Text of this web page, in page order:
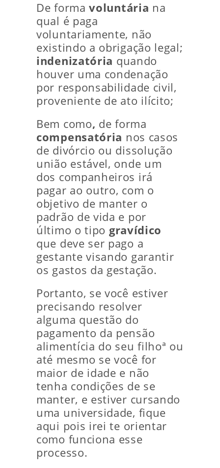
De formavoluntária na
qual é paga
voluntariamente, não
existindo a obrigação legal;
indenizatória quando
houver uma condenação
por responsabilidade civil,
proveniente de ato ilícito;
Bem como, de forma
compensatória nos casos
de divórcio ou dissolução
união estável, onde um
dos companheiros irá
pagar ao outro, com o
objetivo de manter o
padrão de vida e por
último o tipo gravídico
que deve ser pago a
gestante visando garantir
os gastos da gestação.
Portanto, se você estiver
precisando resolver
alguma questão do
pagamento da pensão
alimentícia do seu filhoª ou
até mesmo se você for
maior de idade e não
tenha condições de se
manter, e estiver cursando
uma universidade, fique
aqui pois irei te orientar
como funciona esse
processo.